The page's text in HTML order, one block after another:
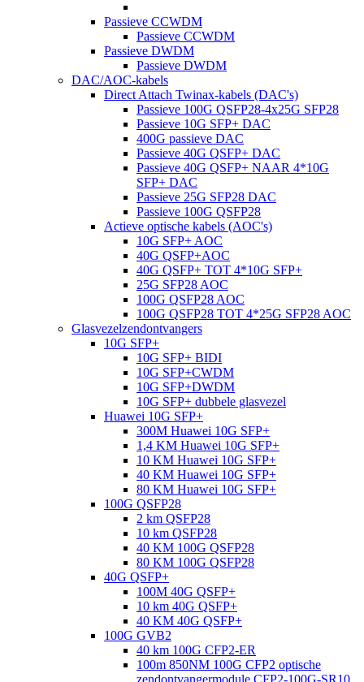
Passieve CCWDM
Passieve CCWDM
Passieve DWDM
Passieve DWDM
DAC/AOC-kabels
Direct Attach Twinax-kabels (DAC's)
Passieve 100G QSFP28-4x25G SFP28
Passieve 10G SFP+ DAC
400G passieve DAC
Passieve 40G QSFP+ DAC
Passieve 40G QSFP+ NAAR 4*10G
SFP+ DAC
Passieve 25G SFP28 DAC
Passieve 100G QSFP28
Actieve optische kabels (AOC's)
10G SFP+ AOC
40G QSFP+AOC
40G QSFP+ TOT 4*10G SFP+
25G SFP28 AOC
100G QSFP28 AOC
100G QSFP28 TOT 4*25G SFP28 AOC
Glasvezelzendontvangers
10G SFP+
10G SFP+ BIDI
10G SFP+CWDM
10G SFP+DWDM
10G SFP+ dubbele glasvezel
Huawei 10G SFP+
300M Huawei 10G SFP+
1,4 KM Huawei 10G SFP+
10 KM Huawei 10G SFP+
40 KM Huawei 10G SFP+
80 KM Huawei 10G SFP+
100G QSFP28
2 km QSFP28
10 km QSFP28
40 KM 100G QSFP28
80 KM 100G QSFP28
40G QSFP+
100M 40G QSFP+
10 km 40G QSFP+
40 KM 40G QSFP+
100G GVB2
40 km 100G CFP2-ER
100m 850NM 100G CFP2 optische
zendontvangermodule CFP2-100G-SR10